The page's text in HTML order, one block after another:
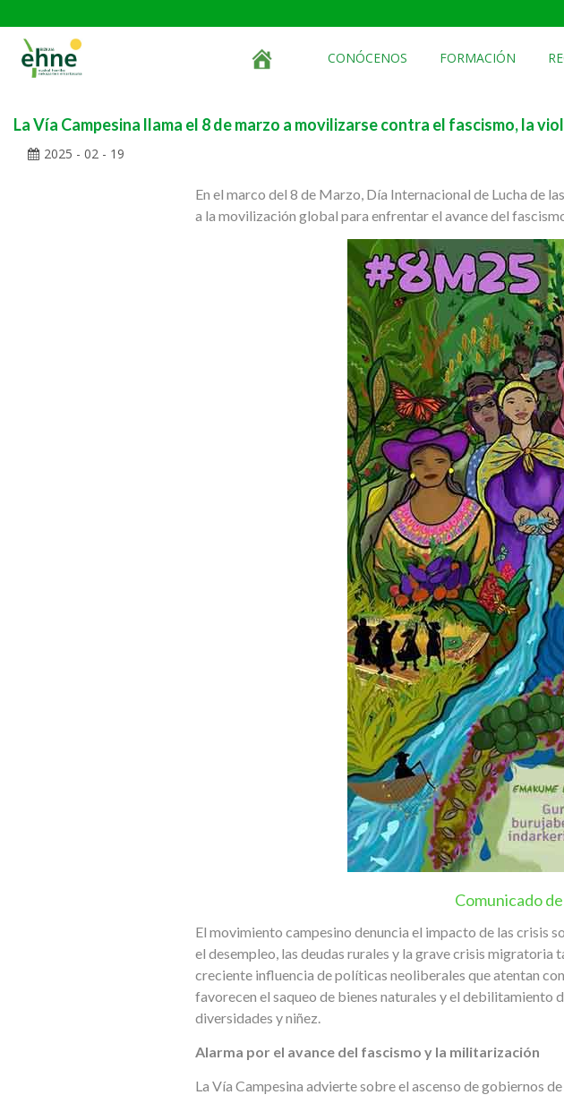
CONÓCENOS FORMACIÓN
La Vía Campesina llama el 8 de marzo a movilizarse contra el fascismo, la
2025 - 02 - 19
En el marco del 8 de Marzo, Día Internacional de Lucha de
a la movilización global para enfrentar el avance del
Comunicado
El movimiento campesino denuncia el impacto de las crisis
el desempleo, las deudas rurales y la grave crisis migratoria
creciente influencia de políticas neoliberales que atentan
favorecen el saqueo de bienes naturales y el debilitamiento
diversidades y niñez.
Alarma por el avance del fascismo y la militarización
La Vía Campesina advierte sobre el ascenso de gobiernos